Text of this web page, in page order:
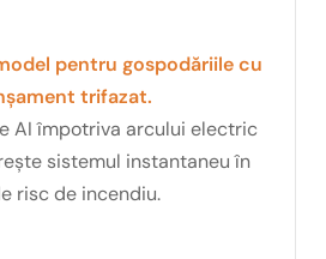
pentru gospodăriile cu
trifazat.
AI împotriva arcului electric
sistemul instantaneu în
risc de incendiu.